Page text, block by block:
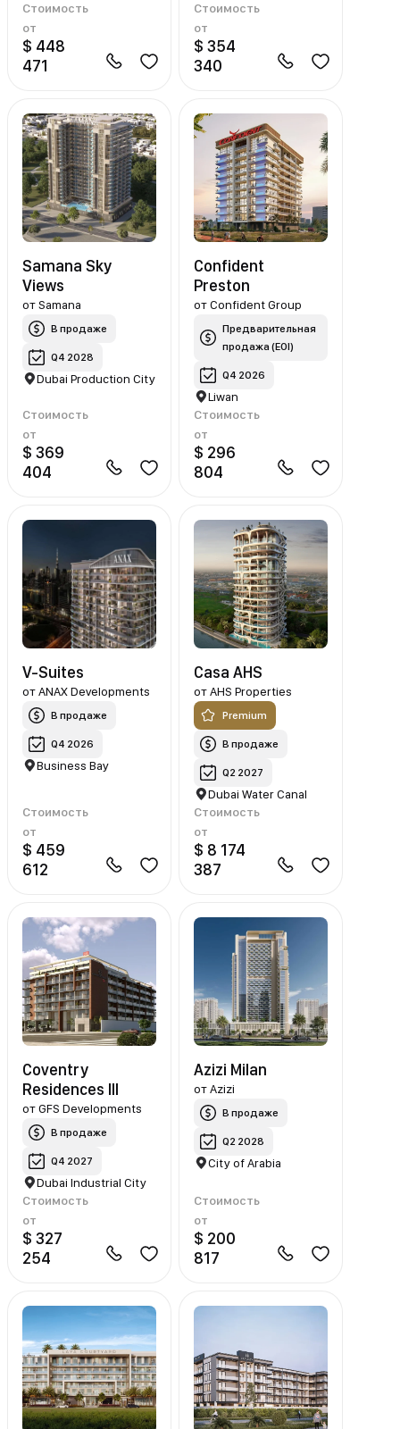
Стоимость
от
$ 448
471
Стоимость
от
$ 354
340
Samana Sky
Views
отSamana
В продаже
Q4 2028
Dubai Production City
Стоимость
от
$ 369
404
Confident
Preston
отConfident Group
Предварительная
продажа (EOI)
Q4 2026
Liwan
Стоимость
от
$ 296
804
V-Suites
отANAX Developments
В продаже
Q4 2026
Business Bay
Стоимость
от
$ 459
612
Casa AHS
отAHS Properties
Premium
В продаже
Q2 2027
Dubai Water Canal
Стоимость
от
$ 8 174
387
Coventry
Residences III
отGFS Developments
В продаже
Q4 2027
Dubai Industrial City
Стоимость
от
$ 327
254
Azizi Milan
отAzizi
В продаже
Q2 2028
City of Arabia
Стоимость
от
$ 200
817